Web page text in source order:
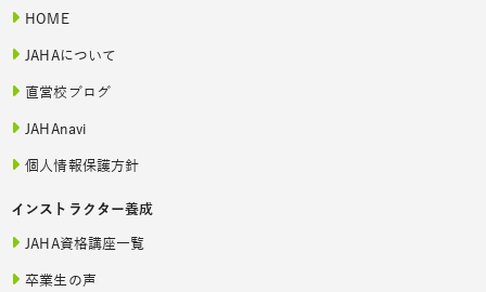
HOME
JAHAについて
直営校ブログ
JAHAnavi
個人情報保護方針
インストラクター養成
JAHA資格講座一覧
卒業生の声